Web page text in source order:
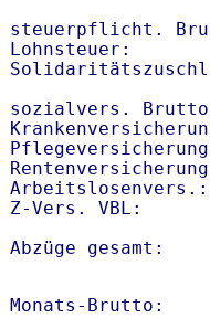
steuerpflicht.
Lohnsteuer:
sozialvers.
Z-Vers. VBL:
Abzüge gesamt:
Monats-